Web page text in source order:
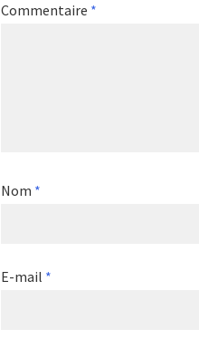
Commentaire *
Nom *
E-mail *